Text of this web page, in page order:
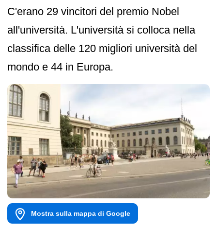
C'erano 29 vincitori del premio Nobel
all'università. L'università si colloca nella
classifica delle 120 migliori università del
mondo e 44 in Europa.
Mostra sulla mappa di Google